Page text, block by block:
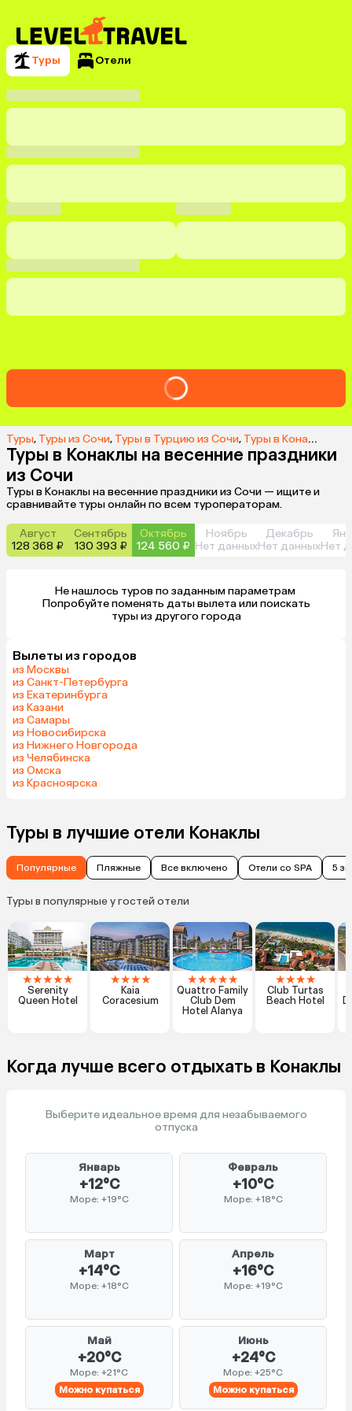
Туры Отели
Туры, Туры из Сочи, Туры в Турцию из Сочи, Туры в Конаклы из Сочи
Туры в Конаклы на весенние праздники
из Сочи
Туры в Конаклы на весенние праздники из Сочи — ищите и
сравнивайте туры онлайн по всем туроператорам.
Август
128 368 ₽
Сентябрь
130 393 ₽
Октябрь
124 560 ₽
Ноябрь
Нет данных
Декабрь
Нет данныхНет
Не нашлось туров по заданным параметрам
туры из другого города
Вылеты из городов
из Москвы
из Санкт-Петербурга
из Екатеринбурга
из Казани
из Самары
из Новосибирска
из Нижнего Новгорода
из Челябинска
из Омска
из Красноярска
Туры в лучшие отели Конаклы
Популярные Пляжные Все включено Отели со SPA 5
Туры в популярные у гостей отели
★★★★★
Serenity
Queen Hotel
★★★★
Kaia
Coracesium
★★★★★
Quattro Family
Club Dem
Hotel Alanya
★★★★
Club Turtas
Beach Hotel
Когда лучше всего отдыхать в Конаклы
Выберите идеальное время для незабываемого
отпуска
Январь
+12°C
Море: +19°C
Февраль
+10°C
Море: +18°C
Март
+14°C
Море: +18°C
Апрель
+16°C
Море: +19°C
Май
+20°C
Море: +21°C
Можно купаться
Июнь
+24°C
Море: +25°C
Можно купаться